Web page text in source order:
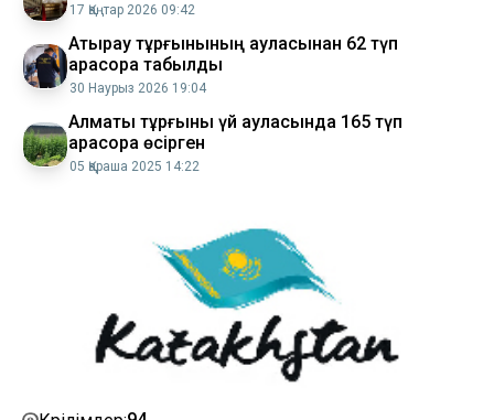
17 Қаңтар 2026 09:42
​Атырау тұрғынының ауласынан 62 түп
қарасора табылды
30 Наурыз 2026 19:04
Алматы тұрғыны үй ауласында 165 түп
қарасора өсірген
05 Қараша 2025 14:22